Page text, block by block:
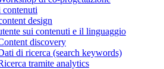
contenuti
design
sui contenuti e il linguaggio
discovery
di ricerca (search keywords)
tramite analytics